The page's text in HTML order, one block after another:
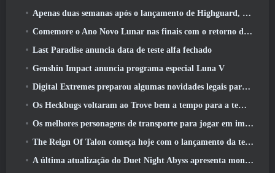
Apenas duas semanas após o lançamento de Highguard, Wildlight Entertainment anuncia demissões
Comemore o Ano Novo Lunar nas finais com o retorno do ‘Modo Bank It’
Last Paradise anuncia data de teste alfa fechado
Genshin Impact anuncia programa especial Luna V
Digital Extremes preparou algumas novidades legais para comemorar o ano novo lunar no Warframe
Os Heckbugs voltaram ao Trove bem a tempo para a temporada do amor
Os melhores personagens de transporte para jogar em impasse
The Reign Of Talon começa hoje com o lançamento da temporada Overwatch 1: Conquista
A última atualização do Duet Night Abyss apresenta montagens